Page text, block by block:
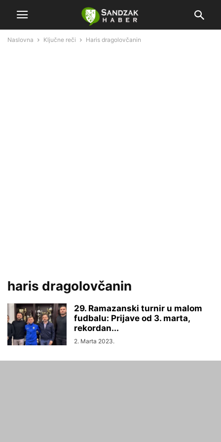
Naslovna Ključne reči Haris dragolovčanin
haris dragolovčanin
29. Ramazanski turnir u malom
fudbalu: Prijave od 3. marta,
rekordan...
2. Marta 2023.